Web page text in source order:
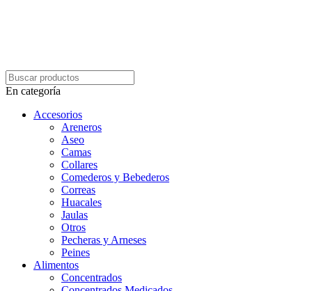
En categoría
Accesorios
Areneros
Aseo
Camas
Collares
Comederos y Bebederos
Correas
Huacales
Jaulas
Otros
Pecheras y Arneses
Peines
Alimentos
Concentrados